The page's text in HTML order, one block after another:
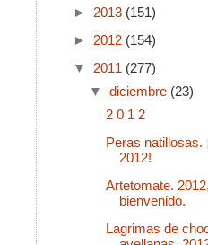
► 2013 (151)
► 2012 (154)
▼ 2011 (277)
▼ diciembre (23)
2 0 1 2
Peras natillosas.
2012!
Artetomate.
bienvenido.
Lagrimas de